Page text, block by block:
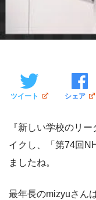
ツイート シェア
『新しい学校のリ
イクし、「第74回
ましたね。
最年長のmizyuさん